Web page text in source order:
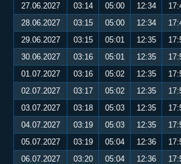
27.06.2027
03:14 05:00 12:34
28.06.2027
03:15 05:00 12:34
29.06.2027
03:15 05:01 12:35
30.06.2027
03:16 05:01 12:35
01.07.2027
03:16 05:02 12:35
02.07.2027
03:17 05:02 12:35
03.07.2027
03:18 05:03 12:35
04.07.2027
03:19 05:03 12:35
05.07.2027
03:19 05:04 12:36
06.07.2027
03:20 05:04 12:36